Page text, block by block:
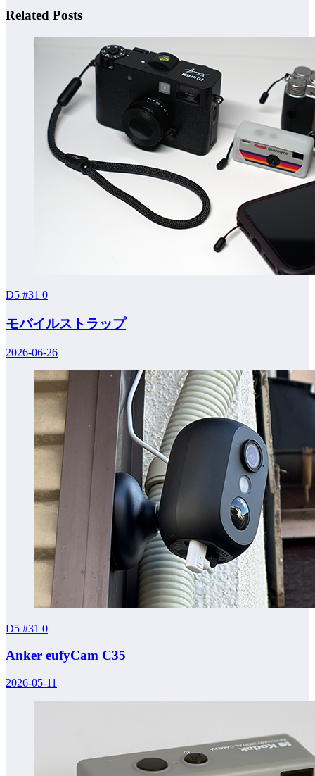
Related Posts
D5 #31 0
モバイルストラップ
2026-06-26
D5 #31 0
Anker eufyCam C35
2026-05-11